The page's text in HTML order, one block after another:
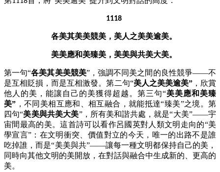
1118
各美其美美競美，美人之美美逾美。
美美應和美臻美，美美與共美大美。
第一句“各美其美美競美”，強調不同美之間的良性競爭——不
是互相貶損，而是互相激發。第二句“美人之美美逾美”，欣賞
他人的美，能讓自己的美獲得超越。第三句“美美應和美臻
美” ，不同美相互應和、相互融合，就能抵達“臻美”之境。第
四句“美美與共美大美”，所有美和諧共處，就是“大美”——宇
宙間最高的美。這首詩可以看作呂國英對人類文明走向的“美
學宣言”：在文明衝突、價值對立的今天，唯一的出路不是誰
吃掉誰，而是“美美與共”——讓每一種文明都保持自己的美，
同時向其他文明的美開放，在對話與融合中生成新的、更高的
美。